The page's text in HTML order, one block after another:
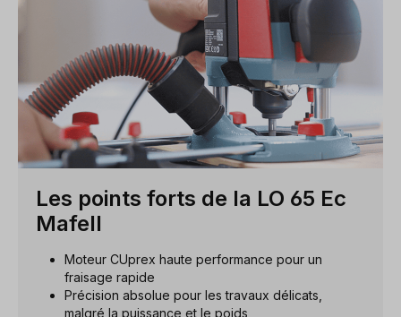
Les points forts de la LO 65 Ec
Mafell
Moteur CUprex haute performance pour un
fraisage rapide
Précision absolue pour les travaux délicats,
malgré la puissance et le poids